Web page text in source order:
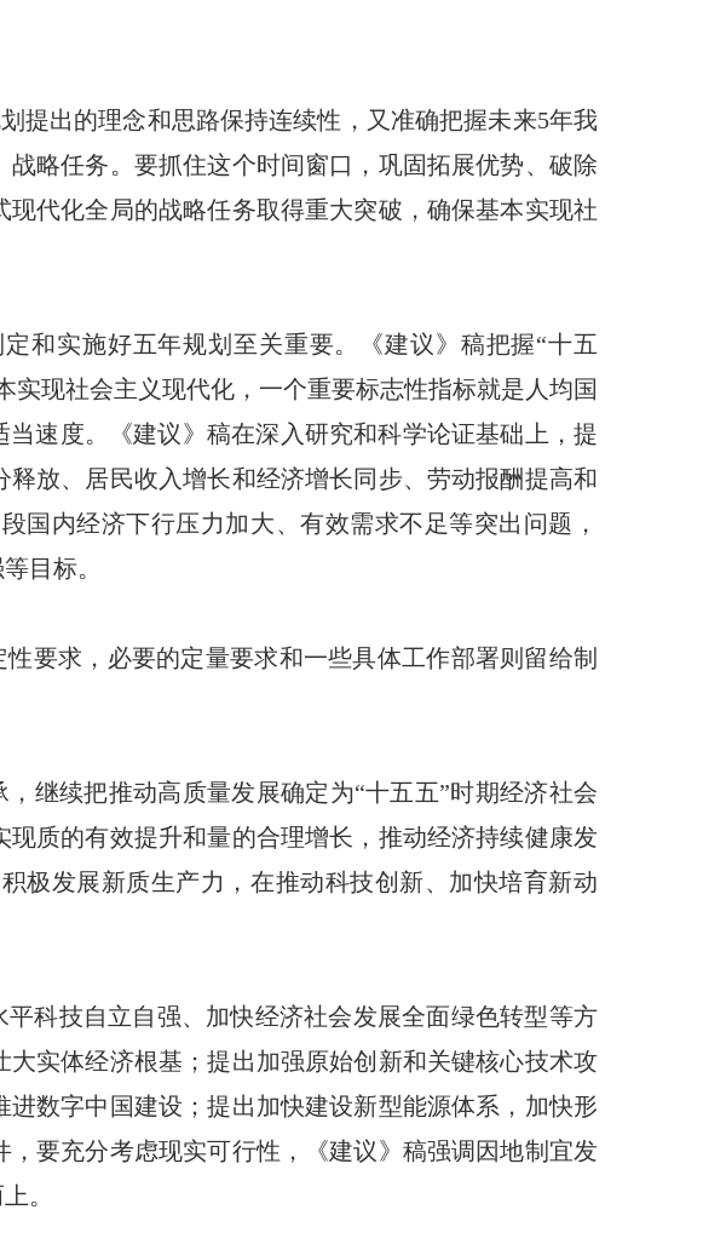
提出的理念和思路保持连续性，又准确把握未来5年我
略任务。要抓住这个时间窗口，巩固拓展优势、破除
代化全局的战略任务取得重大突破，确保基本实现社
和实施好五年规划至关重要。《建议》稿把握“十五
现社会主义现代化，一个重要标志性指标就是人均国
速度。《建议》稿在深入研究和科学论证基础上，提
放、居民收入增长和经济增长同步、劳动报酬提高和
国内经济下行压力加大、有效需求不足等突出问题，
目标。
要求，必要的定量要求和一些具体工作部署则留给制
继续把推动高质量发展确定为“十五五”时期经济社会
质的有效提升和量的合理增长，推动经济持续健康发
极发展新质生产力，在推动科技创新、加快培育新动
科技自立自强、加快经济社会发展全面绿色转型等方
实体经济根基；提出加强原始创新和关键核心技术攻
数字中国建设；提出加快建设新型能源体系，加快形
要充分考虑现实可行性，《建议》稿强调因地制宜发
。